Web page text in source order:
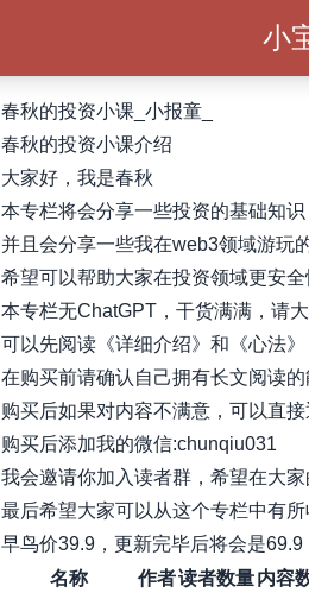
小
春秋的投资小课_小报童_
春秋的投资小课介绍
大家好，我是春秋
本专栏将会分享一些投资的基础知识
并且会分享一些我在web3领域游玩
希望可以帮助大家在投资领域更安
本专栏无ChatGPT，干货满满，请
可以先阅读《详细介绍》和《心法
在购买前请确认自己拥有长文阅读的
购买后如果对内容不满意，可以直接
购买后添加我的微信:chunqiu031
我会邀请你加入读者群，希望在大
最后希望大家可以从这个专栏中有所
早鸟价39.9，更新完毕后将会是69.9
名称
作者读者数量 内容